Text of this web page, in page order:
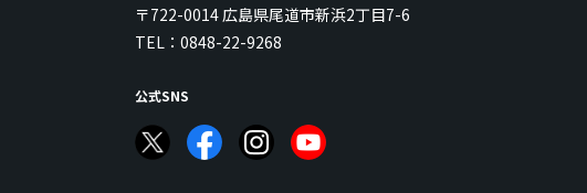
〒722-0014 広島県尾道市新浜2丁目7-6
TEL： 0848-22-9268
公式SNS